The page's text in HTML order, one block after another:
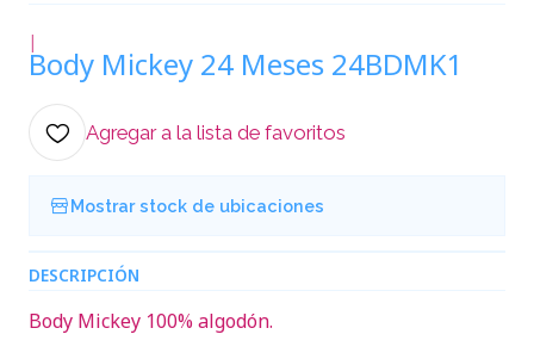
|
Body Mickey 24 Meses 24BDMK1
Agregar a la lista de favoritos
Mostrar stock de ubicaciones
DESCRIPCIÓN
Body Mickey 100% algodón.